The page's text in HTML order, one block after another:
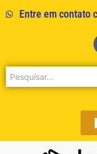
Entre em contato